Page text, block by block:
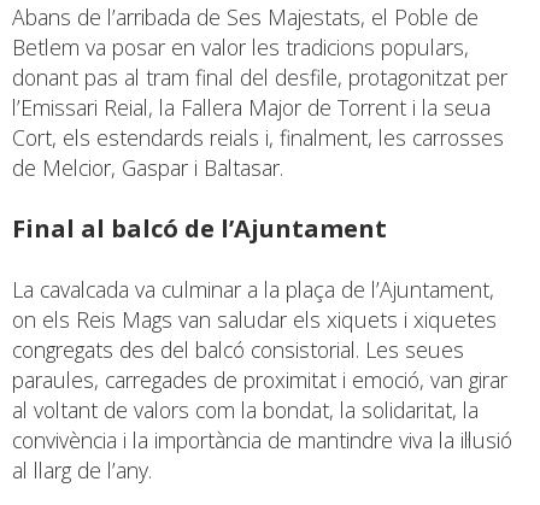
Abans de l’arribada de Ses Majestats, el Poble de
Betlem va posar en valor les tradicions populars,
donant pas al tram final del desfile, protagonitzat per
l’Emissari Reial, la Fallera Major de Torrent i la seua
Cort, els estendards reials i, finalment, les carrosses
de Melcior, Gaspar i Baltasar.
Final al balcó de l’Ajuntament
La cavalcada va culminar a la plaça de l’Ajuntament,
on els Reis Mags van saludar els xiquets i xiquetes
congregats des del balcó consistorial. Les seues
paraules, carregades de proximitat i emoció, van girar
al voltant de valors com la bondat, la solidaritat, la
convivència i la importància de mantindre viva la il·lusió
al llarg de l’any.